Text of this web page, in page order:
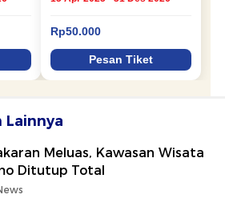
Meluas, Kawasan Wisata
Ditutup Total